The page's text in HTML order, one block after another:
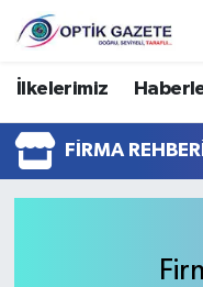
İlkelerimiz
FIRMA REHBERI
Nöbetçi
Hava Durumu
İstanbul